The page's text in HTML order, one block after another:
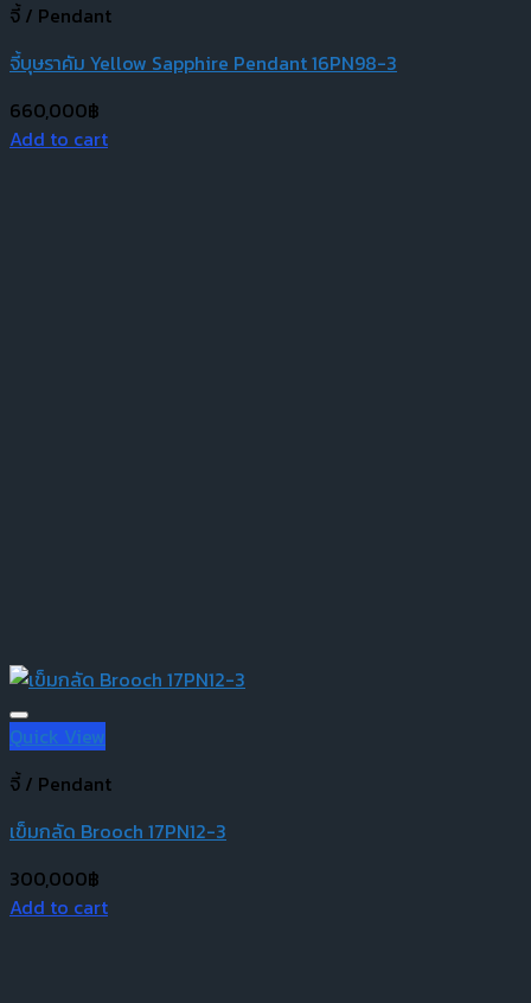
จี้ / Pendant
จี้บุษราคัม Yellow Sapphire Pendant 16PN98-3
660,000฿
Add to cart
Quick View
จี้ / Pendant
เข็มกลัด Brooch 17PN12-3
300,000฿
Add to cart